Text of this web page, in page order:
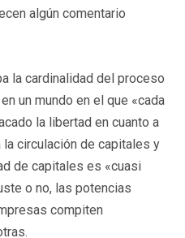
algún comentario
la cardinalidad del proceso
un mundo en el que «cada
la libertad en cuanto a
circulación de capitales y
de capitales es «cuasi
o no, las potencias
compiten